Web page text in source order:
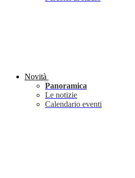
Novità
Panoramica
Le notizie
Calendario eventi